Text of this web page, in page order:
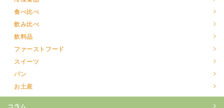
食べ比べ
飲み比べ
飲料品
ファーストフード
スイーツ
パン
お土産
コラム